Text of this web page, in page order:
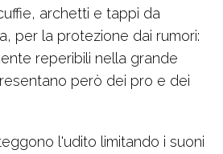
archetti e tappi da
per la protezione dai rumori:
reperibili nella grande
però dei pro e dei
l'udito limitando i suoni